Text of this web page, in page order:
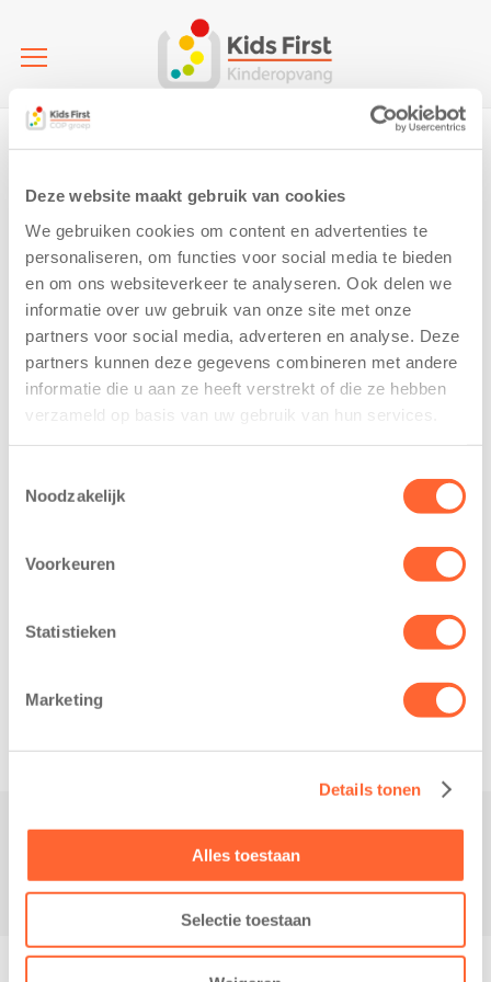
Deze website maakt gebruik van cookies
We gebruiken cookies om content en advertenties te
personaliseren, om functies voor social media te bieden
en om ons websiteverkeer te analyseren. Ook delen we
informatie over uw gebruik van onze site met onze
partners voor social media, adverteren en analyse. Deze
partners kunnen deze gegevens combineren met andere
informatie die u aan ze heeft verstrekt of die ze hebben
verzameld op basis van uw gebruik van hun services.
Noodzakelijk
Voorkeuren
Statistieken
Marketing
Details tonen
Alles toestaan
Selectie toestaan
Kinderopvang | Vries | IKC De Vijverstee (BSO)
IMG_4359 klein
6 June 2019